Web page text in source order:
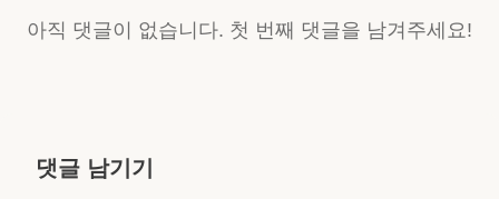
아직 댓글이 없습니다. 첫 번째 댓글을 남겨주세요!
댓글 남기기